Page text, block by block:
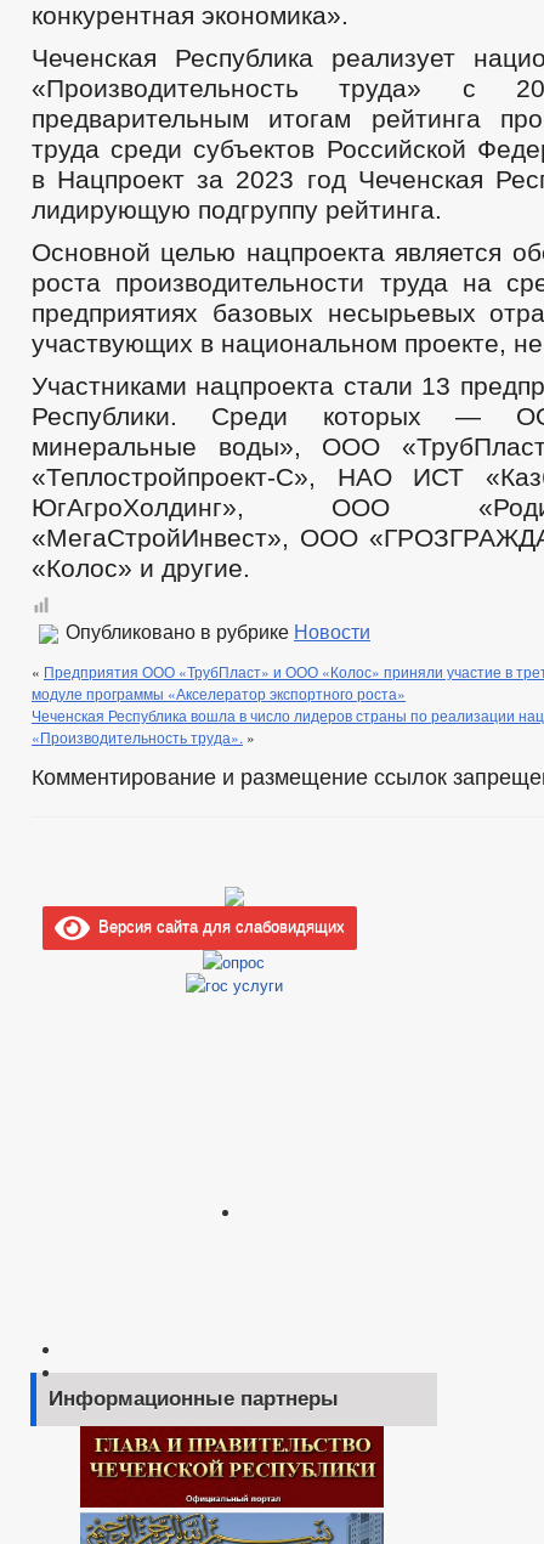
конкурентная экономика».
Чеченская Республика реализует
«Производительность труда» с
предварительным итогам рейтинга
труда среди субъектов Российской
в Нацпроект за 2023 год Чеченская
лидирующую подгруппу рейтинга.
Основной целью нацпроекта является
роста производительности труда на
предприятиях базовых несырьевых
участвующих в национальном проекте,
Участниками нацпроекта стали 13
Республики. Среди которых —
минеральные воды», ООО
«Теплостройпроект-С», НАО ИСТ
ЮгАгроХолдинг», ООО
«МегаСтройИнвест», ООО
«Колос» и другие.
Опубликовано в рубрике Новости
« Предприятия ООО «ТрубПласт» и ООО «Колос» приняли участие в
модуле программы «Акселератор экспортного роста»
Чеченская Республика вошла в число лидеров страны по реализации
«Производительность труда». »
Комментирование и размещение ссылок
Версия сайта для слабовидящих
Информационные партнеры